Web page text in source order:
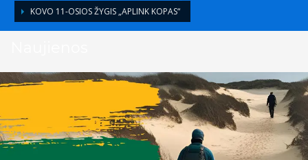
KOVO 11-OSIOS ŽYGIS „APLINK KOPAS“